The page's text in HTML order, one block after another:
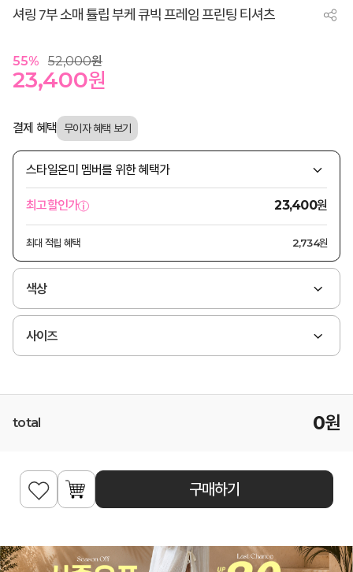
셔링 7부 소매 튤립 부케 큐빅 프레임 프린팅 티셔츠
55% 52,000원
23,400원
결제 혜택
스타일온미 멤버를 위한 혜택가
최고할인가 23,400원
최대 적립 혜택 2,734원
색상
사이즈
total 0원
구매하기